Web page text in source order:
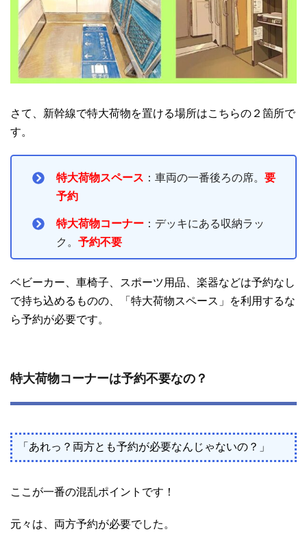
さて、新幹線で特大荷物を置ける場所はこちらの２箇所で
す。
特大荷物スペース ：車両の一番後ろの席。要
予約
特大荷物コーナー ：デッキにある収納ラッ
ク。予約不要
ベビーカー、車椅子、スポーツ用品、楽器などは予約なし
で持ち込めるものの、「特大荷物スペース」を利用するな
ら予約が必要です。
特大荷物コーナーは予約不要なの？
「あれっ？両方とも予約が必要なんじゃないの？」
ここが一番の混乱ポイントです！
元々は、両方予約が必要でした。